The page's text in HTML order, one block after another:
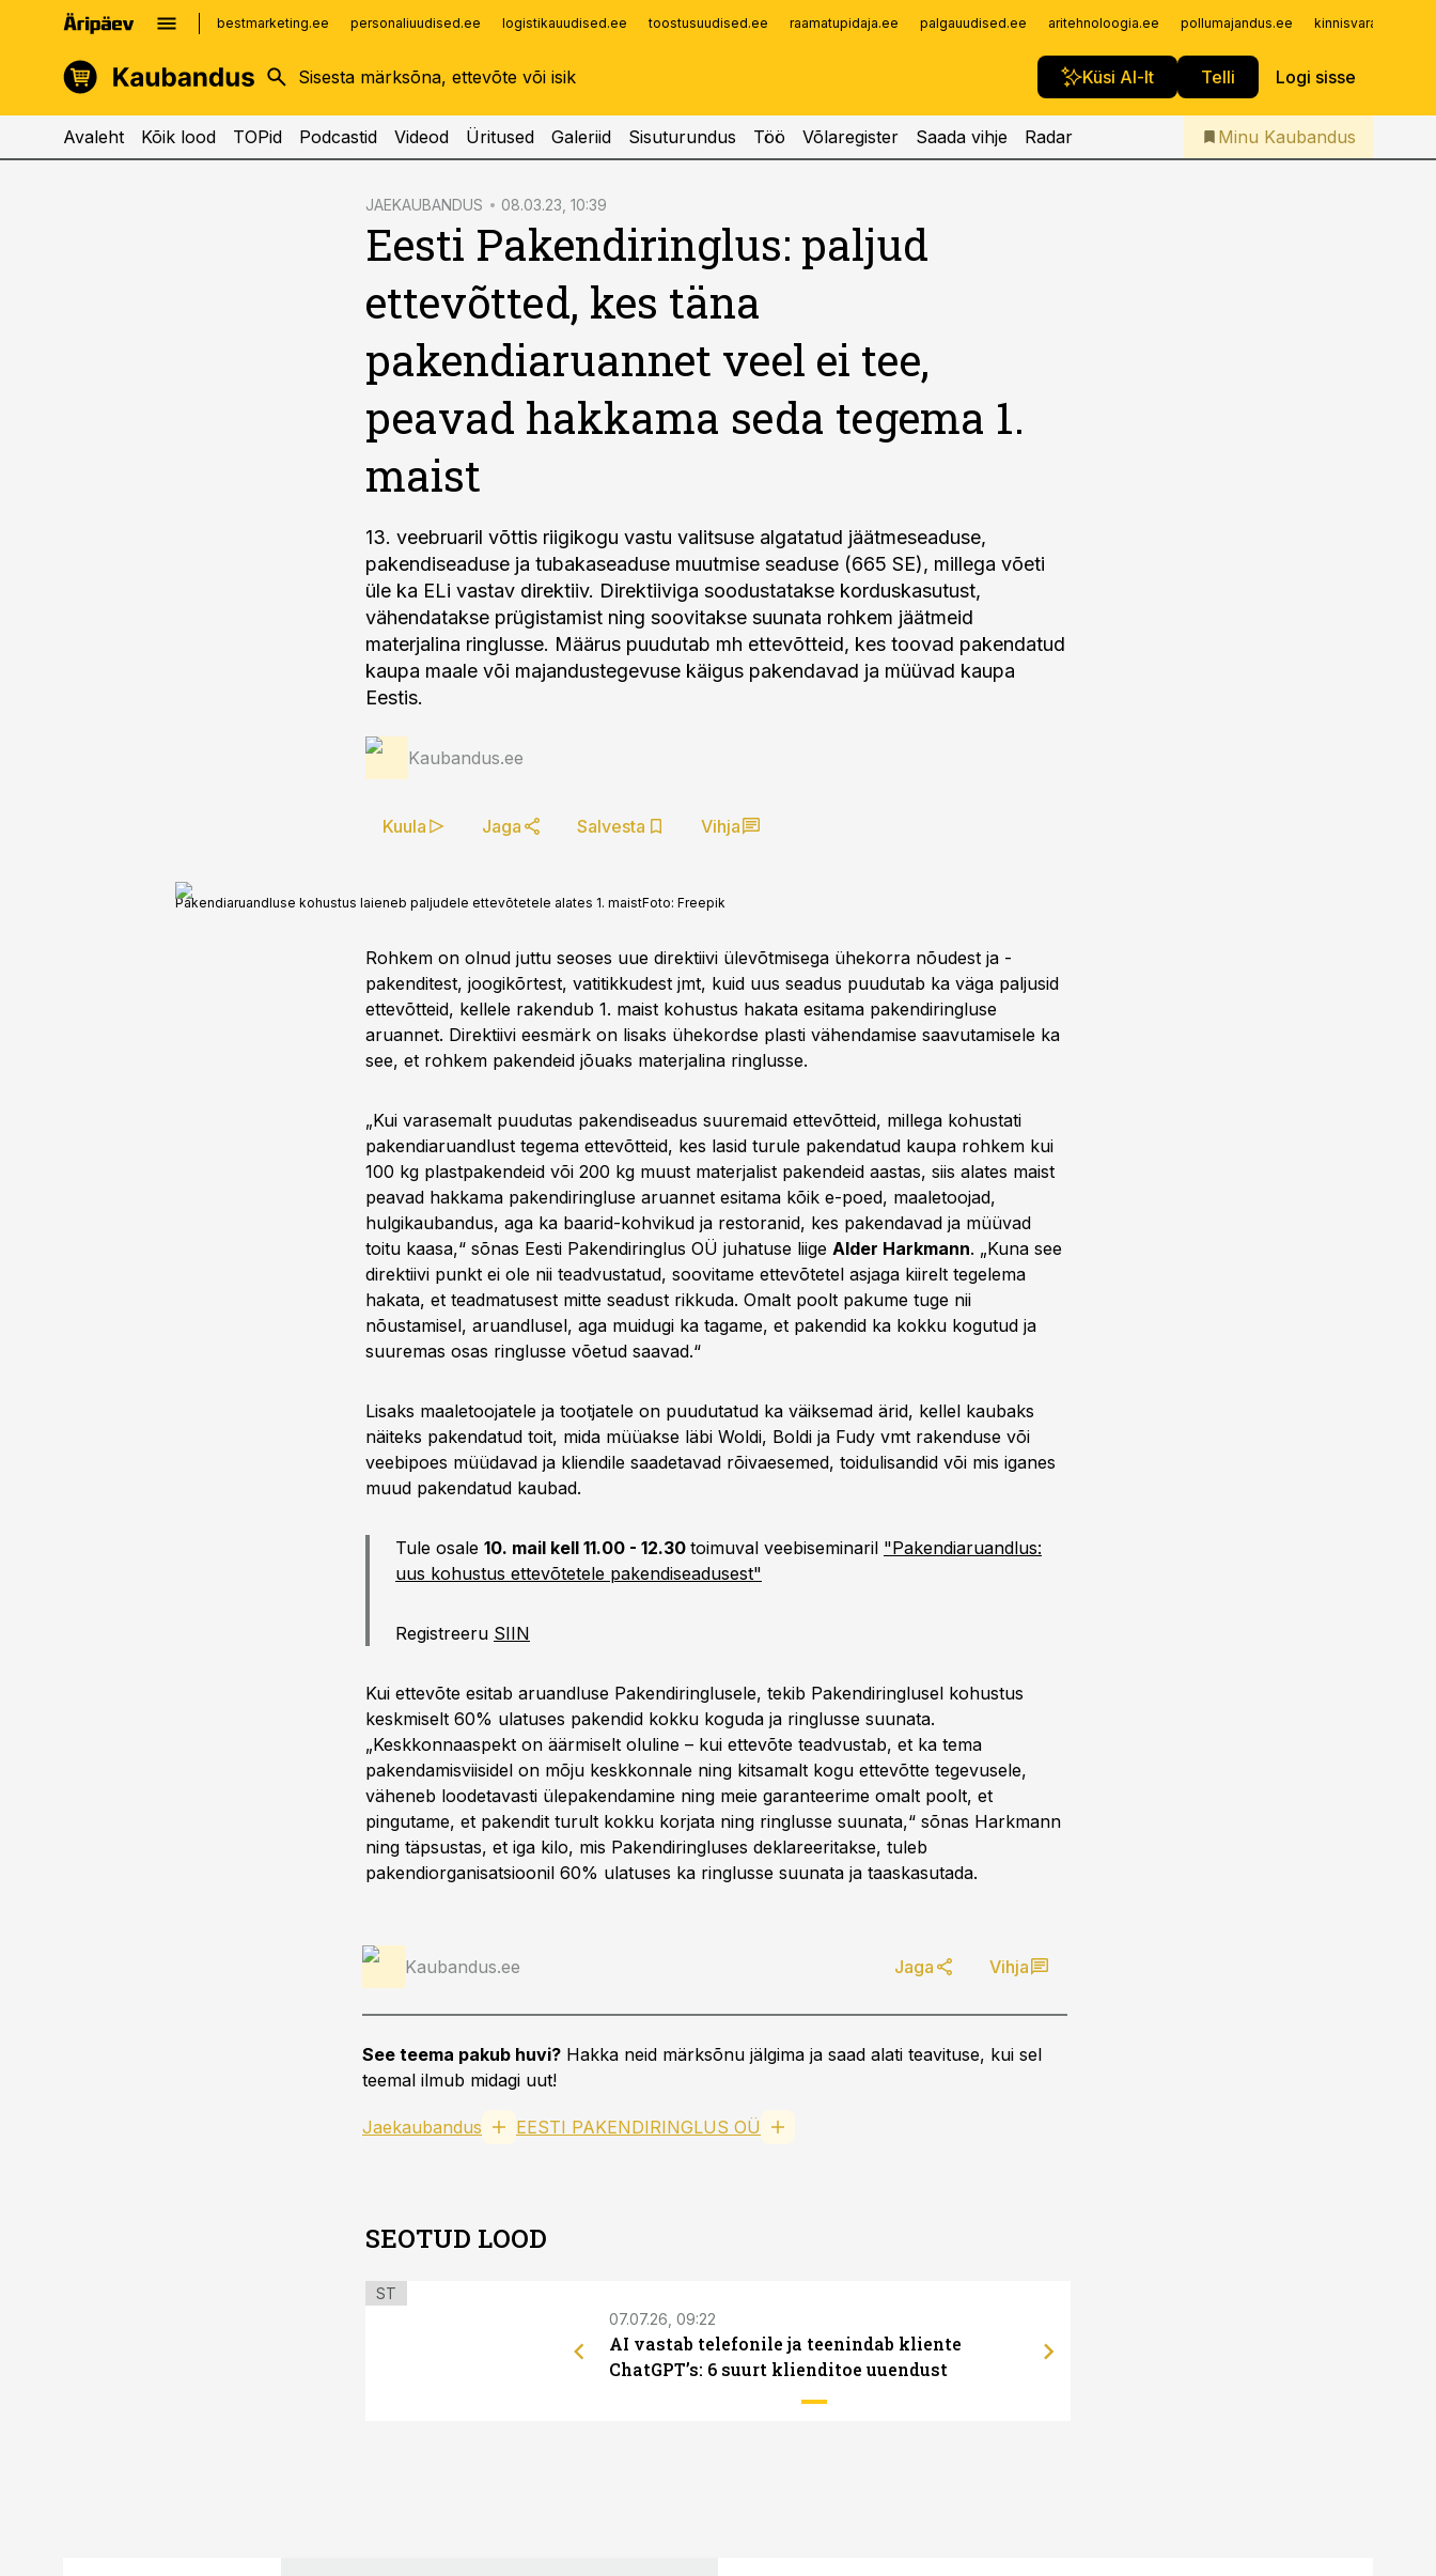
bestmarketing.ee personaliuudised.ee logistikauudised.ee toostusuudised.ee raamatupidaja.ee palgauudised.ee aritehnoloogia.ee pollumajandus.ee
Küsi AI-lt Telli Logi sisse
kinnisvarauudised.ee
logistikauudised.ee
imelineajalugu.ee
Infopank
Iseteenindus
Telli Kaubandus
Avaleht Kõik lood TOPid Podcastid Videod Üritused Galeriid Sisuturundus Töö Võlaregister Saada vihje Radar Minu Kaubandus
JAEKAUBANDUS 08.03.23, 10:39
Eesti Pakendiringlus: paljud
ettevõtted, kes täna
pakendiaruannet veel ei tee,
peavad hakkama seda tegema 1.
maist
13. veebruaril võttis riigikogu vastu valitsuse algatatud jäätmeseaduse,
pakendiseaduse ja tubakaseaduse muutmise seaduse (665 SE), millega võeti
üle ka ELi vastav direktiiv. Direktiiviga soodustatakse korduskasutust,
vähendatakse prügistamist ning soovitakse suunata rohkem jäätmeid
materjalina ringlusse. Määrus puudutab mh ettevõtteid, kes toovad pakendatud
kaupa maale või majandustegevuse käigus pakendavad ja müüvad kaupa
Eestis.
Kaubandus.ee
Kuula Jaga Salvesta Vihja
Pakendiaruandluse kohustus laieneb paljudele ettevõtetele alates 1. maistFoto: Freepik
Rohkem on olnud juttu seoses uue direktiivi ülevõtmisega ühekorra nõudest ja -
pakenditest, joogikõrtest, vatitikkudest jmt, kuid uus seadus puudutab ka väga paljusid
ettevõtteid, kellele rakendub 1. maist kohustus hakata esitama pakendiringluse
aruannet. Direktiivi eesmärk on lisaks ühekordse plasti vähendamise saavutamisele ka
see, et rohkem pakendeid jõuaks materjalina ringlusse.
„Kui varasemalt puudutas pakendiseadus suuremaid ettevõtteid, millega kohustati
pakendiaruandlust tegema ettevõtteid, kes lasid turule pakendatud kaupa rohkem kui
100 kg plastpakendeid või 200 kg muust materjalist pakendeid aastas, siis alates maist
peavad hakkama pakendiringluse aruannet esitama kõik e-poed, maaletoojad,
hulgikaubandus, aga ka baarid-kohvikud ja restoranid, kes pakendavad ja müüvad
toitu kaasa,“ sõnas Eesti Pakendiringlus OÜ juhatuse liige Alder Harkmann. „Kuna see
direktiivi punkt ei ole nii teadvustatud, soovitame ettevõtetel asjaga kiirelt tegelema
hakata, et teadmatusest mitte seadust rikkuda. Omalt poolt pakume tuge nii
nõustamisel, aruandlusel, aga muidugi ka tagame, et pakendid ka kokku kogutud ja
suuremas osas ringlusse võetud saavad.“
Lisaks maaletoojatele ja tootjatele on puudutatud ka väiksemad ärid, kellel kaubaks
näiteks pakendatud toit, mida müüakse läbi Woldi, Boldi ja Fudy vmt rakenduse või
veebipoes müüdavad ja kliendile saadetavad rõivaesemed, toidulisandid või mis iganes
muud pakendatud kaubad.
Tule osale 10. mail kell 11.00 - 12.30 toimuval veebiseminaril "Pakendiaruandlus:
uus kohustus ettevõtetele pakendiseadusest"
Registreeru SIIN
Kui ettevõte esitab aruandluse Pakendiringlusele, tekib Pakendiringlusel kohustus
keskmiselt 60% ulatuses pakendid kokku koguda ja ringlusse suunata.
„Keskkonnaaspekt on äärmiselt oluline – kui ettevõte teadvustab, et ka tema
pakendamisviisidel on mõju keskkonnale ning kitsamalt kogu ettevõtte tegevusele,
väheneb loodetavasti ülepakendamine ning meie garanteerime omalt poolt, et
pingutame, et pakendit turult kokku korjata ning ringlusse suunata,“ sõnas Harkmann
ning täpsustas, et iga kilo, mis Pakendiringluses deklareeritakse, tuleb
pakendiorganisatsioonil 60% ulatuses ka ringlusse suunata ja taaskasutada.
Kaubandus.ee Jaga Vihja
See teema pakub huvi? Hakka neid märksõnu jälgima ja saad alati teavituse, kui sel
teemal ilmub midagi uut!
Jaekaubandus EESTI PAKENDIRINGLUS OÜ
SEOTUD LOOD
ST
07.07.26, 09:22
AI vastab telefonile ja teenindab kliente
ChatGPT’s: 6 suurt klienditoe uuendust